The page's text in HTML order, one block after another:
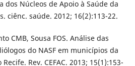
dos Núcleos de Apoio à Saúde da
ciênc. saúde. 2012; 16(2):113-22.
CMB, Sousa FOS. Análise das
do NASF em municípios da
Rev. CEFAC. 2013; 15(1):153-